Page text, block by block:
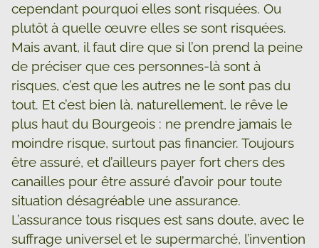
cependant pourquoi elles sont risquées. Ou
plutôt à quelle œuvre elles se sont risquées.
Mais avant, il faut dire que si l’on prend la peine
de préciser que ces personnes-là sont à
risques, c’est que les autres ne le sont pas du
tout. Et c’est bien là, naturellement, le rêve le
plus haut du Bourgeois : ne prendre jamais le
moindre risque, surtout pas financier. Toujours
être assuré, et d’ailleurs payer fort chers des
canailles pour être assuré d’avoir pour toute
situation désagréable une assurance.
L’assurance tous risques est sans doute, avec le
suffrage universel et le supermarché, l’invention